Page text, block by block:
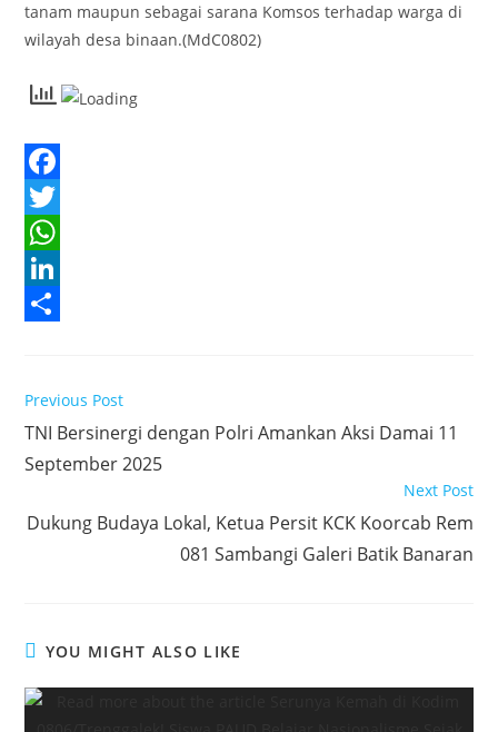
tanam maupun sebagai sarana Komsos terhadap warga di
wilayah desa binaan.(MdC0802)
F
a
c
e
o
k
T
w
e
r
W
h
s
A
p
L
k
e
I
a
r
Read
articles
Previous Post
TNI Bersinergi dengan Polri Amankan Aksi Damai 11
September 2025
Next Post
Dukung Budaya Lokal, Ketua Persit KCK Koorcab Rem
081 Sambangi Galeri Batik Banaran
YOU MIGHT ALSO LIKE